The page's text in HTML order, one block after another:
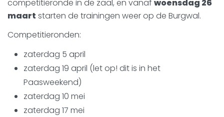
competitieronde in de zaal, en vanaf woensdag 26
maart starten de trainingen weer op de Burgwal.
Competitieronden:
zaterdag 5 april
zaterdag 19 april (let op! dit is in het
Paasweekend)
zaterdag 10 mei
zaterdag 17 mei